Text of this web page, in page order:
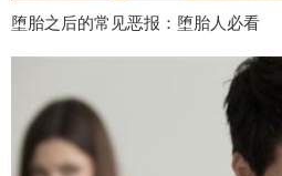
堕胎之后的常见恶报：堕胎人必看